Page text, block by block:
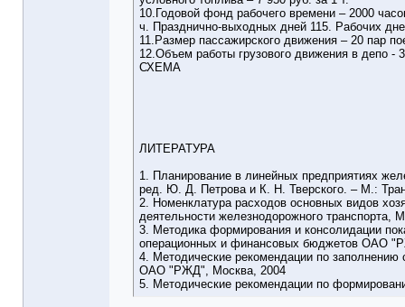
10.Годовой фонд рабочего времени – 2000
ч. Празднично-выходных дней 115. Рабочих
11.Размер пассажирского движения – 20 пар
12.Объем работы грузового движения в депо -
СХЕМА
ЛИТЕРАТУРА
1. Планирование в линейных предприятиях
ред. Ю. Д. Петрова и К. Н. Тверского. – М.:
2. Номенклатура расходов основных видов
деятельности железнодорожного транспорта,
3. Методика формирования и консолидации
операционных и финансовых бюджетов ОАО
4. Методические рекомендации по
ОАО "РЖД", Москва, 2004
5. Методические рекомендации по